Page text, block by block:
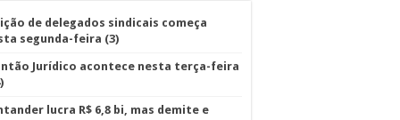
de delegados sindicais começa
segunda-feira (3)
Jurídico acontece nesta terça-feira
lucra R$ 6,8 bi, mas demite e